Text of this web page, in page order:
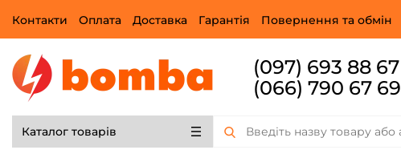
Контакти Оплата Доставка Гарантія Повернення та обмін
(097) 693 88 67
(066) 790 67 69
Каталог товарів